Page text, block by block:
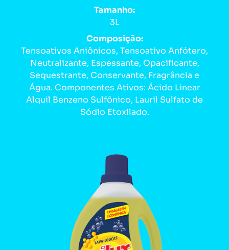
Tamanho:
3L
Composição:
Tensoativos Aniônicos, Tensoativo Anfótero,
Neutralizante, Espessante, Opacificante,
Sequestrante, Conservante, Fragrância e
Água. Componentes Ativos: Ácido Linear
Alquil Benzeno Sulfônico, Lauril Sulfato de
Sódio Etoxilado.